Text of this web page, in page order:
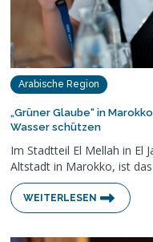
Arabische Region
„Grüner Glaube“ in
Wasser schützen
Im Stadtteil El Mellah in El
Altstadt in Marokko, ist
WEITERLESEN